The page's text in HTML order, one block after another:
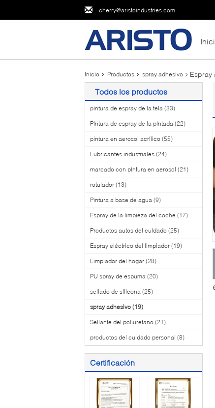
cherry@aristoindustries.com
Inicio Productos spray adhesivo Espray
Todos los productos
pintura de espray de la tela (33)
Pintura de espray de la pintada (22)
pintura en aerosol acrílico (55)
Lubricantes industriales (24)
marcado con pintura en aerosol (21)
rotulador (13)
Pintura a base de agua (9)
Espray de la limpieza del coche (17)
Productos autos del cuidado (25)
Espray eléctrico del limpiador (19)
Limpiador del hogar (28)
PU spray de espuma (20)
sellado de silicona (25)
spray adhesivo (19)
Sellante del poliuretano (21)
productos del cuidado personal (8)
Certificación